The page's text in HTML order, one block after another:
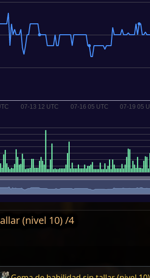
(nivel 10) /4